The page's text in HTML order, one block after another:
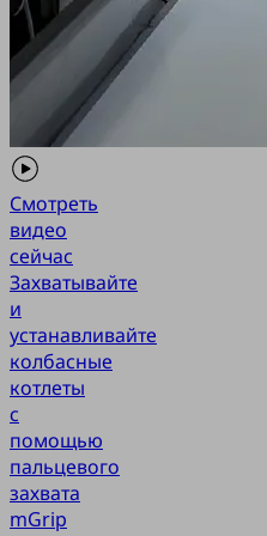
Смотреть
видео
сейчас
Захватывайте
и
устанавливайте
колбасные
котлеты
с
помощью
пальцевого
захвата
mGrip